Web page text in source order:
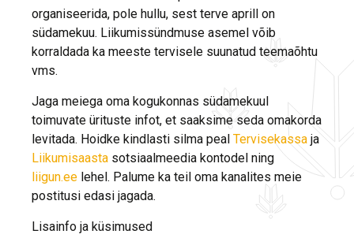
organiseerida, pole hullu, sest terve aprill on
südamekuu. Liikumissündmuse asemel võib
korraldada ka meeste tervisele suunatud teemaõhtu
vms.
Jaga meiega oma kogukonnas südamekuul
toimuvate ürituste infot, et saaksime seda omakorda
levitada. Hoidke kindlasti silma peal Tervisekassa ja
Liikumisaasta sotsiaalmeedia kontodel ning
liigun.ee lehel. Palume ka teil oma kanalites meie
postitusi edasi jagada.
Lisainfo ja küsimused